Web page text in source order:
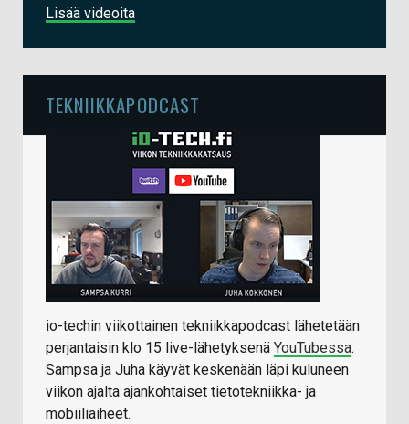
Lisää videoita
TEKNIIKKAPODCAST
io-techin viikottainen tekniikkapodcast lähetetään
perjantaisin klo 15 live-lähetyksenä YouTubessa.
Sampsa ja Juha käyvät keskenään läpi kuluneen
viikon ajalta ajankohtaiset tietotekniikka- ja
mobiiliaiheet.